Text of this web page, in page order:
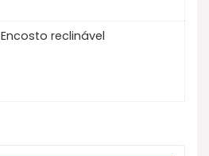
Encosto reclinável